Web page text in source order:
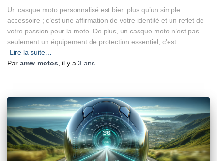
Un casque moto personnalisé est bien plus qu’un simple
accessoire ; c’est une affirmation de votre identité et un reflet de
votre passion pour la moto. De plus, un casque moto n’est pas
seulement un équipement de protection essentiel, c’est
Lire la suite…
Par amw-motos, il y a 3 ans